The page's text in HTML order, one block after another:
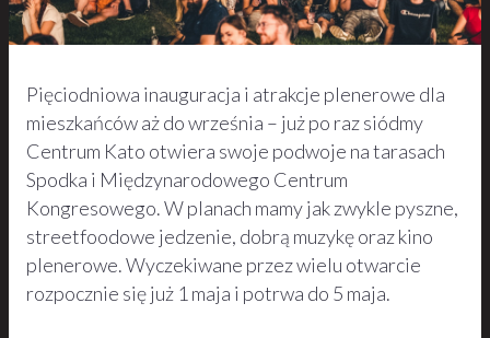
Pięciodniowa inauguracja i atrakcje plenerowe dla
mieszkańców aż do września – już po raz siódmy
Centrum Kato otwiera swoje podwoje na tarasach
Spodka i Międzynarodowego Centrum
Kongresowego. W planach mamy jak zwykle pyszne,
streetfoodowe jedzenie, dobrą muzykę oraz kino
plenerowe. Wyczekiwane przez wielu otwarcie
rozpocznie się już 1 maja i potrwa do 5 maja.